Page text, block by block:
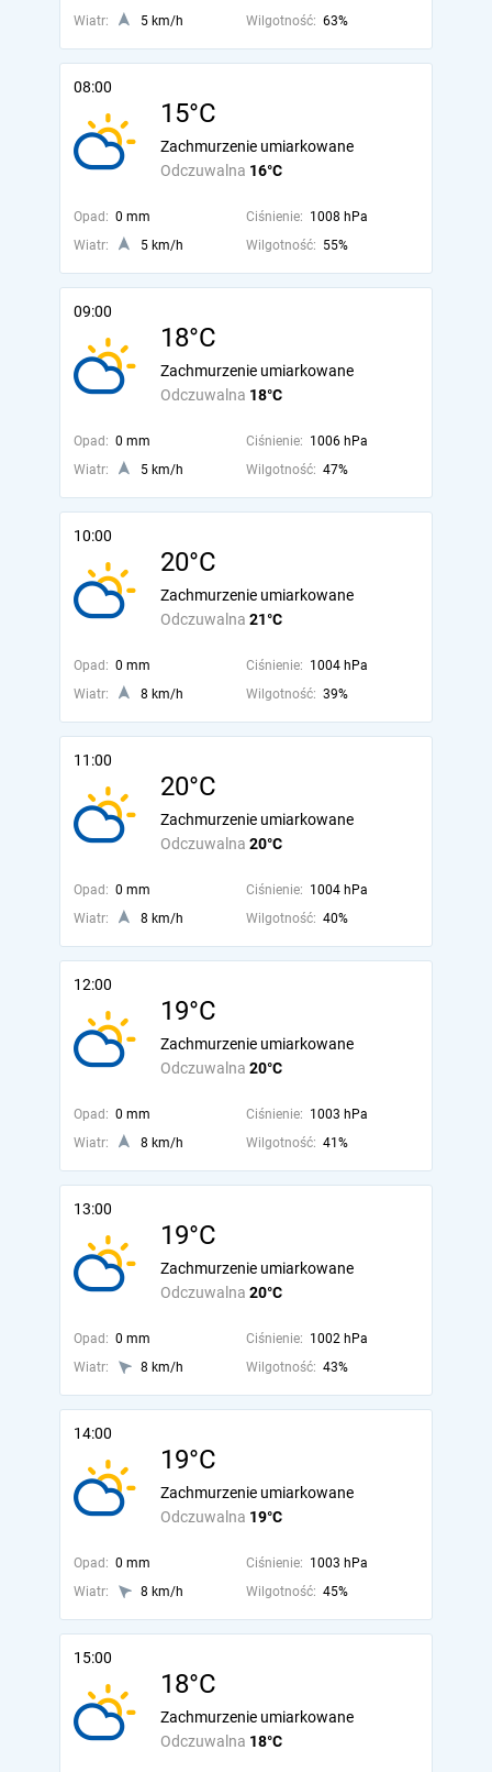
Wiatr: 5 km/h Wilgotność: 63%
08:00
15°C
Odczuwalna 16°C
Zachmurzenie umiarkowane
Opad: 0 mm Ciśnienie: 1008 hPa
Wiatr:
5 km/h Wilgotność: 55%
09:00
18°C
Odczuwalna 18°C
Zachmurzenie umiarkowane
Opad: 0 mm Ciśnienie: 1006 hPa
Wiatr:
5 km/h Wilgotność: 47%
10:00
20°C
Odczuwalna 21°C
Zachmurzenie umiarkowane
Opad: 0 mm Ciśnienie: 1004 hPa
Wiatr:
8 km/h Wilgotność: 39%
11:00
20°C
Odczuwalna 20°C
Zachmurzenie umiarkowane
Opad: 0 mm Ciśnienie: 1004 hPa
Wiatr:
8 km/h Wilgotność: 40%
12:00
19°C
Odczuwalna 20°C
Zachmurzenie umiarkowane
Opad: 0 mm Ciśnienie: 1003 hPa
Wiatr:
8 km/h Wilgotność: 41%
13:00
19°C
Odczuwalna 20°C
Zachmurzenie umiarkowane
Opad: 0 mm Ciśnienie: 1002 hPa
Wiatr:
8 km/h Wilgotność: 43%
14:00
19°C
Odczuwalna 19°C
Zachmurzenie umiarkowane
Opad: 0 mm Ciśnienie: 1003 hPa
Wiatr:
8 km/h Wilgotność: 45%
15:00
18°C
Odczuwalna 18°C
Zachmurzenie umiarkowane